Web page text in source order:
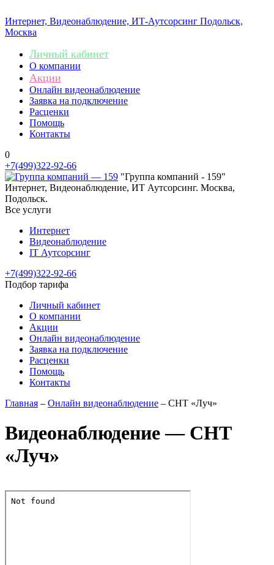
Интернет, Видеонаблюдение, ИТ-Аутсорсинг Подольск,
Москва
Личный кабинет
О компании
Акции
Онлайн видеонаблюдение
Заявка на подключение
Расценки
Помощь
Контакты
0
+7(499)322-92-66
"Группа компаний - 159"
Интернет, Видеонаблюдение, ИТ Аутсорсинг. Москва,
Подольск.
Все услуги
Интернет
Видеонаблюдение
IT Аутсорсинг
+7(499)322-92-66
Подбор тарифа
Личный кабинет
О компании
Акции
Онлайн видеонаблюдение
Заявка на подключение
Расценки
Помощь
Контакты
Главная – Онлайн видеонаблюдение – СНТ «Луч»
Видеонаблюдение — СНТ
«Луч»